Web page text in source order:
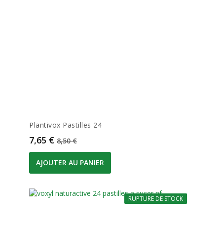
Plantivox Pastilles 24
Prix
7,65 € Prix de base
8,50 €
AJOUTER AU PANIER
-10%
RUPTURE DE STOCK